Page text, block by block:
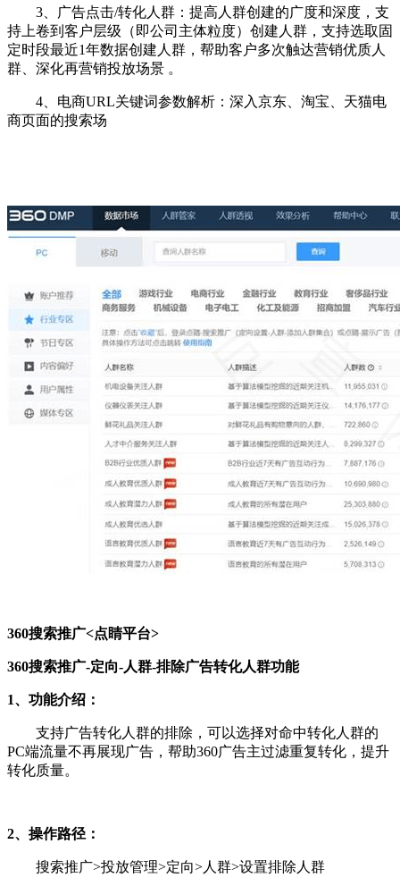
3、广告点击/转化人群：提高人群创建的广度和深度，支
持上卷到客户层级（即公司主体粒度）创建人群，支持选取固
定时段最近1年数据创建人群，帮助客户多次触达营销优质人
群、深化再营销投放场景 。
4、电商URL关键词参数解析：深入京东、淘宝、天猫电
商页面的搜索场
360搜索推广<点睛平台>
360搜索推广-定向-人群-排除广告转化人群功能
1、功能介绍：
支持广告转化人群的排除，可以选择对命中转化人群的
PC端流量不再展现广告，帮助360广告主过滤重复转化，提升
转化质量。
2、操作路径：
搜索推广>投放管理>定向>人群>设置排除人群